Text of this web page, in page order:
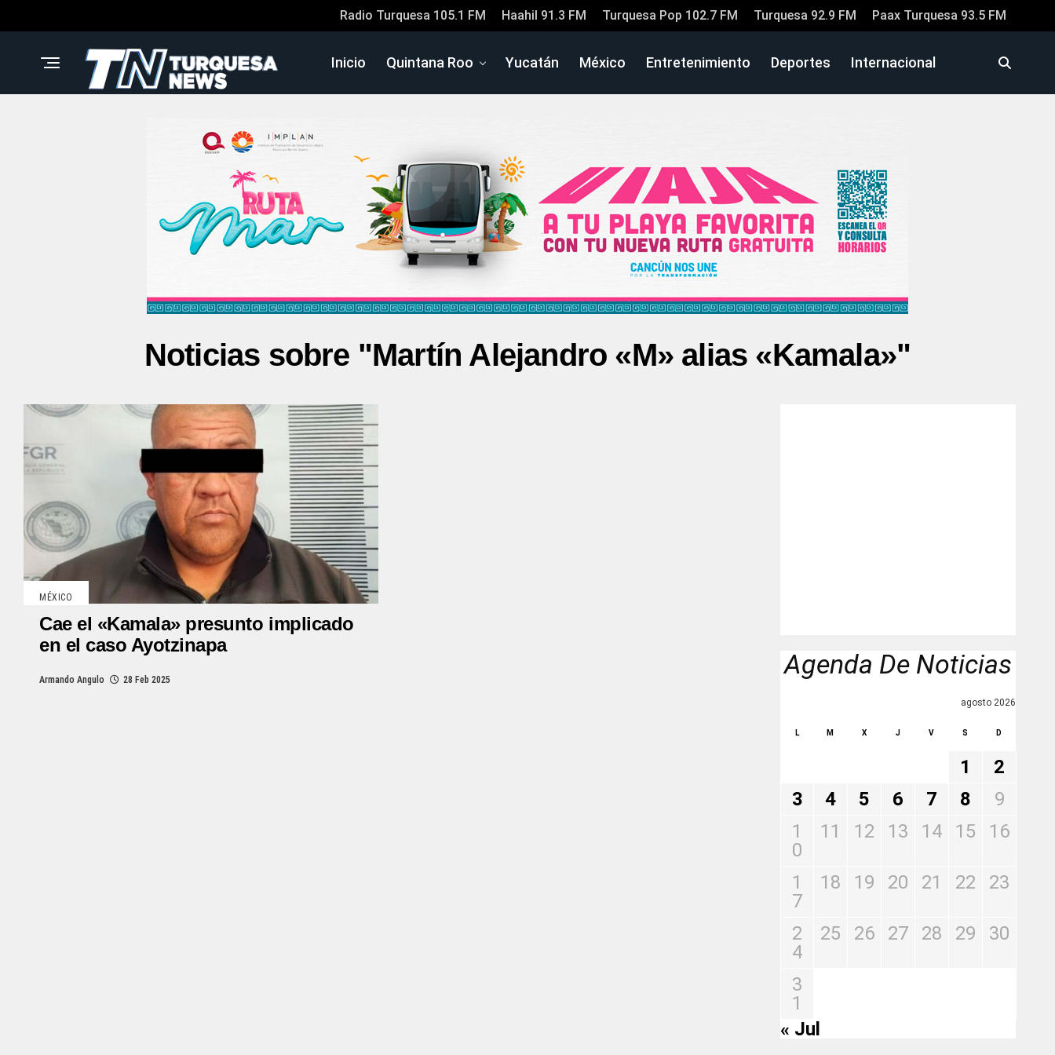
Radio Turquesa 105.1 FM Haahil 91.3 FM Turquesa Pop 102.7 FM Turquesa 92.9 FM Paax Turquesa 93.5 FM
Inicio Quintana Roo Yucatán México Entretenimiento Deportes Internacional
Noticias sobre "Martín Alejandro «M» alias «Kamala»"
MÉXICO
Cae el «Kamala» presunto implicado
en el caso Ayotzinapa
Armando Angulo 28 Feb 2025 Agenda De Noticias
agosto 2026
L M X J V S D
1
2
3
4 5 6 7 8
9
1
0
11 12 13 14 15 16
1
7
18 19 20 21 22 23
2
4
25 26 27 28 29 30
3
1
« Jul